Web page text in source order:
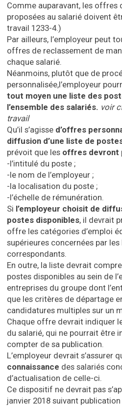
Comme auparavant, les offres
proposées au salarié doivent
travail 1233-4.)
Par ailleurs, l’employeur peut
offres de reclassement de
chaque salarié.
Néanmoins, plutôt que de
personnalisée,l’employeur
tout moyen une liste des
l’ensemble des salariés. voir
travail
Qu’il s’agisse d’offres
diffusion d’une liste de
prévoit que les offres devront
-l’intitulé du poste ;
-le nom de l’employeur ;
-la localisation du poste ;
-l’échelle de rémunération.
Si l’employeur choisit de
postes disponibles, il devrait
offre les catégories d’emploi
supérieures concernées par
correspondants.
En outre, la liste devrait
postes disponibles au sein de
entreprises du groupe dont
que les critères de départage
candidatures multiples sur un
Chaque offre devrait indiquer
du salarié, qui ne pourrait être
compter de sa publication.
L’employeur devrait s’assurer
connaissance des salariés
d’actualisation de celle-ci.
Ce dispositif ne devrait pas
janvier 2018 suivant